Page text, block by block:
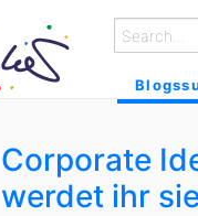
Corporate
werdet ihr